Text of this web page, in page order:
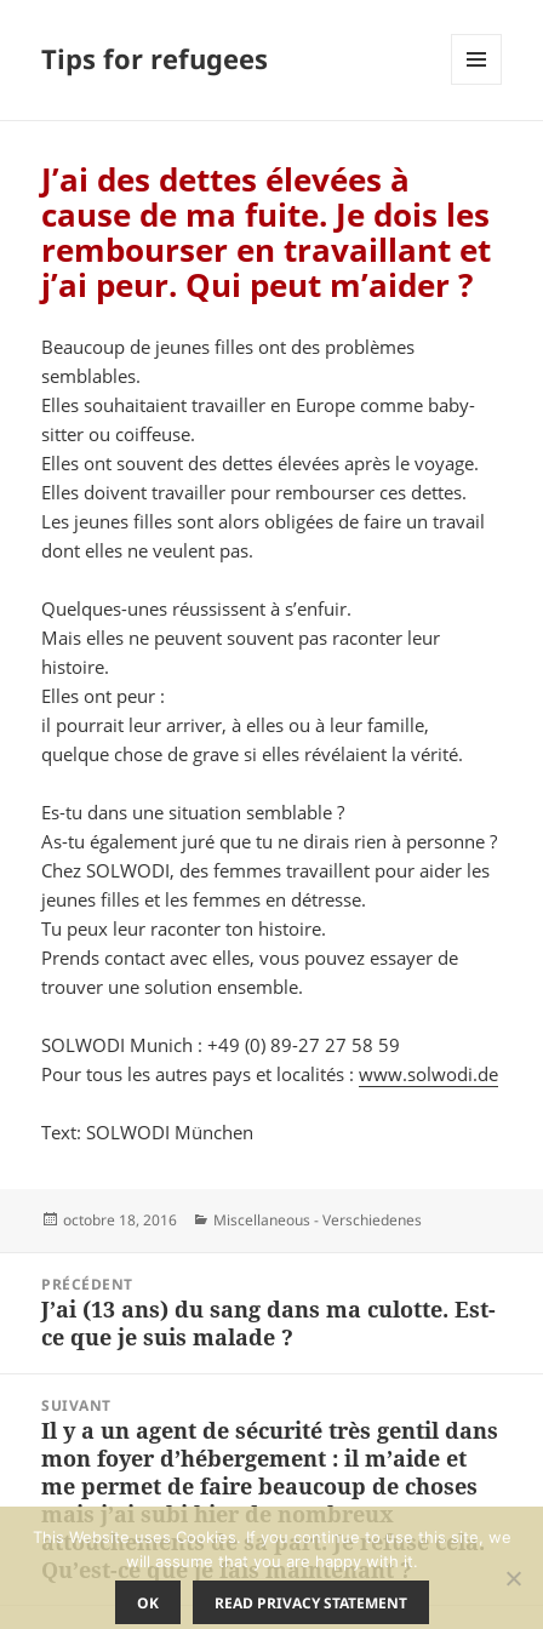
Tips for refugees
J’ai des dettes élevées à
cause de ma fuite. Je dois les
rembourser en travaillant et
j’ai peur. Qui peut m’aider ?
Beaucoup de jeunes filles ont des problèmes
semblables.
Elles souhaitaient travailler en Europe comme baby-
sitter ou coiffeuse.
Elles ont souvent des dettes élevées après le voyage.
Elles doivent travailler pour rembourser ces dettes.
Les jeunes filles sont alors obligées de faire un travail
dont elles ne veulent pas.
Quelques-unes réussissent à s’enfuir.
Mais elles ne peuvent souvent pas raconter leur
histoire.
Elles ont peur :
il pourrait leur arriver, à elles ou à leur famille,
quelque chose de grave si elles révélaient la vérité.
Es-tu dans une situation semblable ?
As-tu également juré que tu ne dirais rien à personne ?
Chez SOLWODI, des femmes travaillent pour aider les
jeunes filles et les femmes en détresse.
Tu peux leur raconter ton histoire.
Prends contact avec elles, vous pouvez essayer de
trouver une solution ensemble.
SOLWODI Munich : +49 (0) 89-27 27 58 59
Pour tous les autres pays et localités :www.solwodi.de
Text: SOLWODI München
Publié
octobre 18, 2016 Catégories
Miscellaneous - Verschiedenes
l’article
PRÉCÉDENT
Article
précédent :
J’ai (13 ans) du sang dans ma culotte. Est-
ce que je suis malade ?
SUIVANT
Article
suivant :
Il y a un agent de sécurité très gentil dans
mon foyer d’hébergement : il m’aide et
me permet de faire beaucoup de choses
mais j’ai subi hier de nombreux
attouchements de sa part. Je refuse cela.
Qu’est-ce que je fais maintenant ?
This Website uses Cookies. If you continue to use this site, we
will assume that you are happy with it.
OK READ PRIVACY STATEMENT